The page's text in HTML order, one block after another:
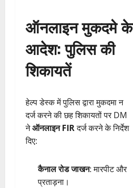
ऑनलाइन मुकदमे के
आदेश: पुलिस की
शिकायतें
हेल्प डेस्क में पुलिस द्वारा मुकदमा न
दर्ज करने की छह शिकायतों पर DM
नेऑनलाइन FIRदर्ज करने के निर्देश
दिए:
कैनाल रोड जाखन: मारपीट और
प्रताड़ना।